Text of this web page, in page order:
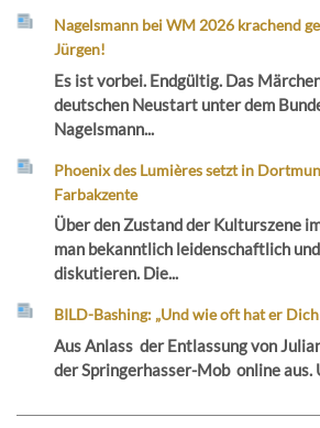
Nagelsmann bei WM 2026 krachend
Jürgen!
Es ist vorbei. Endgültig. Das
deutschen Neustart unter dem
Nagelsmann...
Phoenix des Lumières setzt in
Farbakzente
Über den Zustand der Kulturszene
man bekanntlich leidenschaftlich
diskutieren. Die...
BILD-Bashing: „Und wie oft hat er Dich
Aus Anlass der Entlassung von
der Springerhasser-Mob online aus.